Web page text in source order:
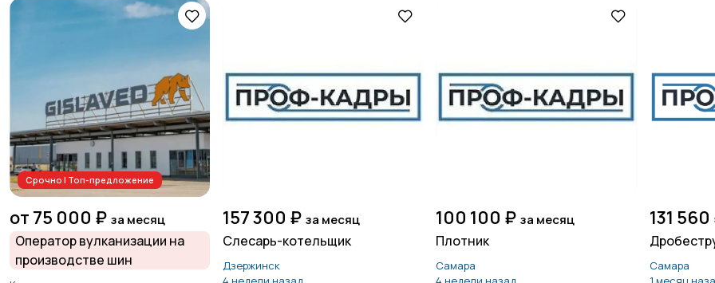
Срочно | Топ-предложение
от 75 000 ₽ за месяц
Оператор вулканизации на
производстве шин
157 300 ₽ за месяц
Слесарь-котельщик
Дзержинск
100 100 ₽ за месяц
Плотник
Самара
131
Самара